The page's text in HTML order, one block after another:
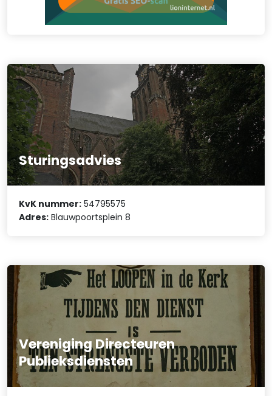
Sturingsadvies
KvK nummer: 54795575
Adres: Blauwpoortsplein 8
Vereniging Directeuren
Publieksdiensten